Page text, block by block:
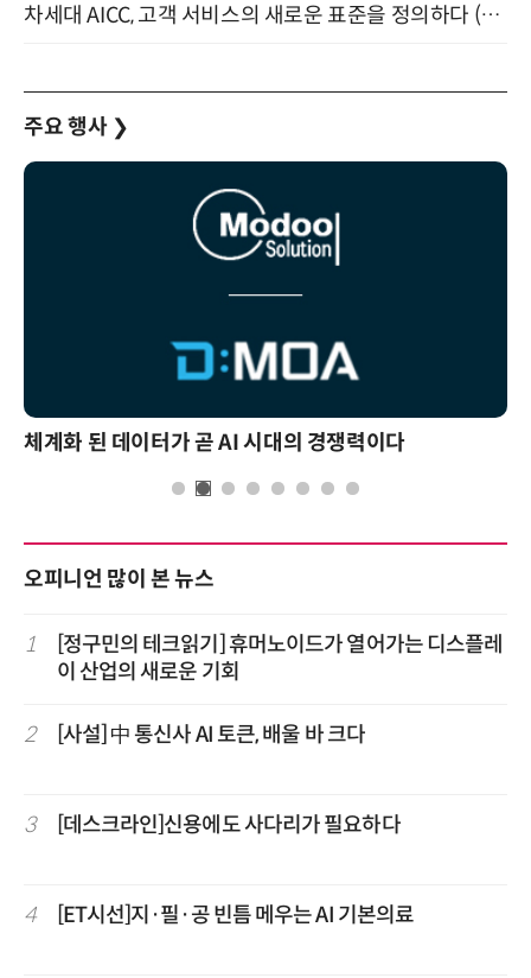
차세대 AICC, 고객 서비스의 새로운 표준을 정의하다 (9/9)
주요 행사 ❯
체계화 된 데이터가 곧 AI 시대의 경쟁력이다
오피니언 많이 본 뉴스
1
[정구민의 테크읽기] 휴머노이드가 열어가는 디스플레
이 산업의 새로운 기회
2 [사설] 中 통신사 AI 토큰, 배울 바 크다
3 [데스크라인]신용에도 사다리가 필요하다
4 [ET시선]지·필·공 빈틈 메우는 AI 기본의료